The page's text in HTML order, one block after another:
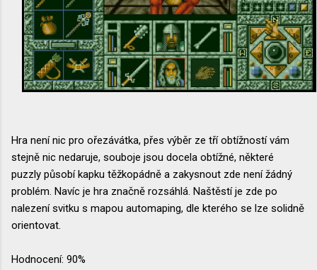
Hra není nic pro ořezávátka, přes výběr ze tří obtížností vám
stejně nic nedaruje, souboje jsou docela obtížné, některé
puzzly působí kapku těžkopádně a zakysnout zde není žádný
problém. Navíc je hra značně rozsáhlá. Naštěstí je zde po
nalezení svitku s mapou automaping, dle kterého se lze solidně
orientovat.
Hodnocení: 90%